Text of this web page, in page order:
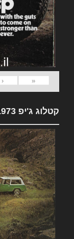
«
‹
קטלוג ג'יפ 1973